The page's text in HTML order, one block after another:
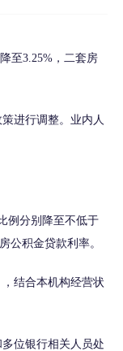
至3.25%，二套房
进行调整。业内人
例分别降至不低于
公积金贷款利率。
结合本机构经营状
位银行相关人员处